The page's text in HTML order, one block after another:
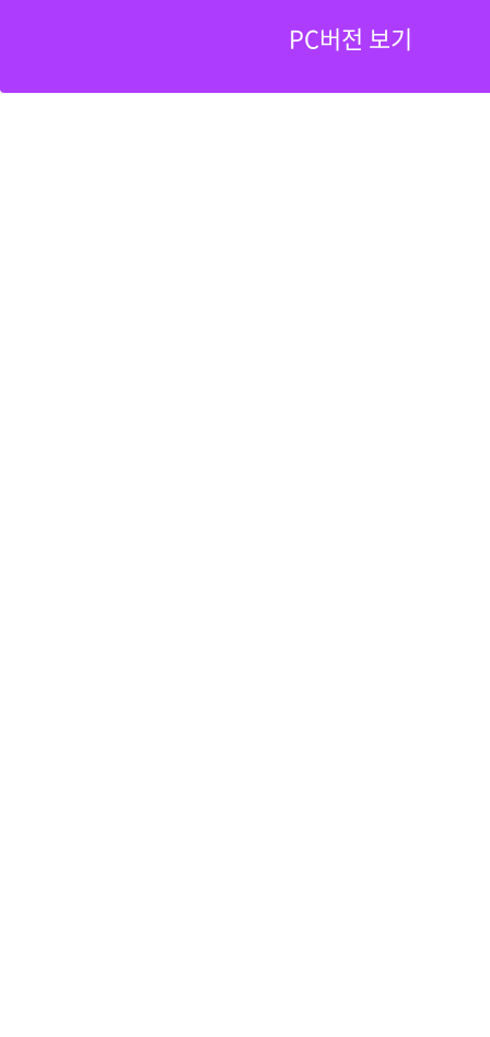
PC버전 보기